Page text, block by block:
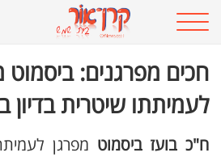
חכים מפרגנים: ביסמוט
לעמיתתו שיטרית בדיון
ח"כ בועז ביסמוט מפרגן